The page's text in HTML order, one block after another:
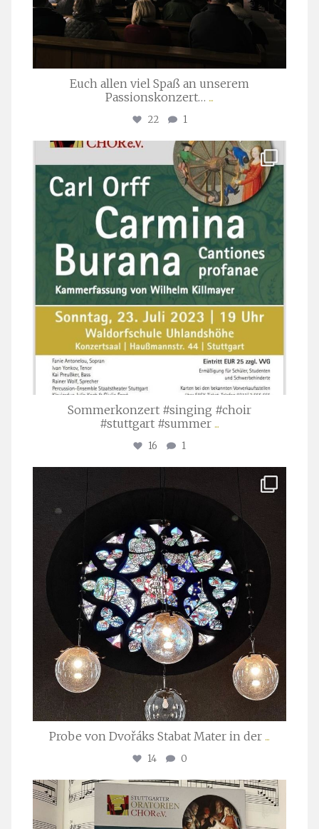
Euch allen viel Spaß an unserem
Passionskonzert… ...
22 1
stuttgarter_oratorienchor
Juli 22
Sommerkonzert #singing #choir
#stuttgart #summer ...
16 1
Apr. 1
Probe von Dvořáks Stabat Mater in der ...
14 0
stuttgarter_oratorienchor
Nov. 29